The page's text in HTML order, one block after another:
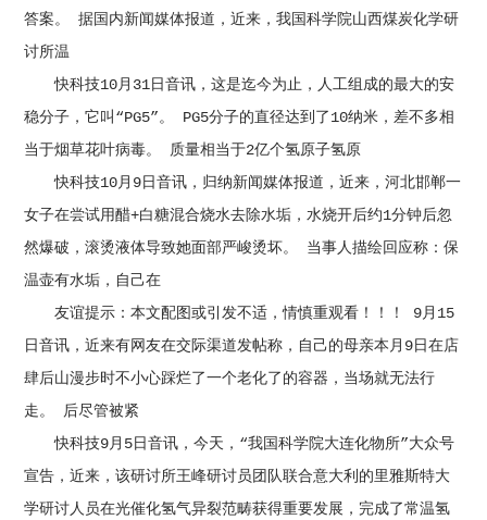
答案。 据国内新闻媒体报道，近来，我国科学院山西煤炭化学研
讨所温
快科技10月31日音讯，这是迄今为止，人工组成的最大的安
稳分子，它叫“PG5”。 PG5分子的直径达到了10纳米，差不多相
当于烟草花叶病毒。 质量相当于2亿个氢原子氢原
快科技10月9日音讯，归纳新闻媒体报道，近来，河北邯郸一
女子在尝试用醋+白糖混合烧水去除水垢，水烧开后约1分钟后忽
然爆破，滚烫液体导致她面部严峻烫坏。 当事人描绘回应称：保
温壶有水垢，自己在
友谊提示：本文配图或引发不适，情慎重观看！！！ 9月15
日音讯，近来有网友在交际渠道发帖称，自己的母亲本月9日在店
肆后山漫步时不小心踩烂了一个老化了的容器，当场就无法行
走。 后尽管被紧
快科技9月5日音讯，今天，“我国科学院大连化物所”大众号
宣告，近来，该研讨所王峰研讨员团队联合意大利的里雅斯特大
学研讨人员在光催化氢气异裂范畴获得重要发展，完成了常温氢